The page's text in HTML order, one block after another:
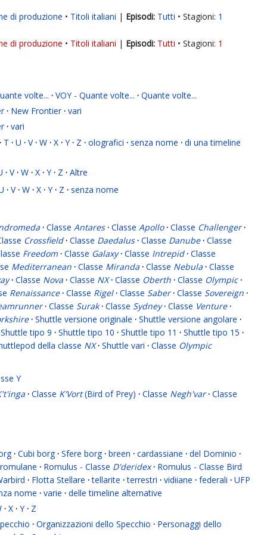
di produzione Titoli italiani | Tutti Stagioni: 1
di produzione Titoli italiani | Tutti Stagioni: 1
volte... · VOY - Quante volte... · Quante volte...
· New Frontier · vari
· vari
· T · U · V · W · X · Y · Z · olografici · senza nome · di una timeline
· V · W · X · Y · Z · Altre
· V · W · X · Y · Z · senza nome
· Classe Antares · Classe Apollo · Classe Challenger ·
Crossfield · Classe Daedalus · Classe Danube · Classe
Freedom · Classe Galaxy · Classe Intrepid · Classe
Mediterranean · Classe Miranda · Classe Nebula · Classe
· Classe Nova · Classe NX · Classe Oberth · Classe Olympic ·
Renaissance · Classe Rigel · Classe Saber · Classe Sovereign ·
· Classe Surak · Classe Sydney · Classe Venture ·
· Shuttle versione originale · Shuttle versione angolare ·
Shuttle tipo 9 · Shuttle tipo 10 · Shuttle tipo 11 · Shuttle tipo 15 ·
della classe NX · Shuttle vari · Classe Olympic
Y
· Classe K'Vort(Bird of Prey) · Classe Negh'var · Classe
· Cubi borg · Sfere borg · breen · cardassiane · del Dominio ·
romulane · Romulus - Classe D'deridex · Romulus - Classe Bird
· Flotta Stellare · tellarite · terrestri · vidiiane · federali · UFP
nome · varie · delle timeline alternative
· X · Y · Z
· Organizzazioni dello Specchio · Personaggi dello